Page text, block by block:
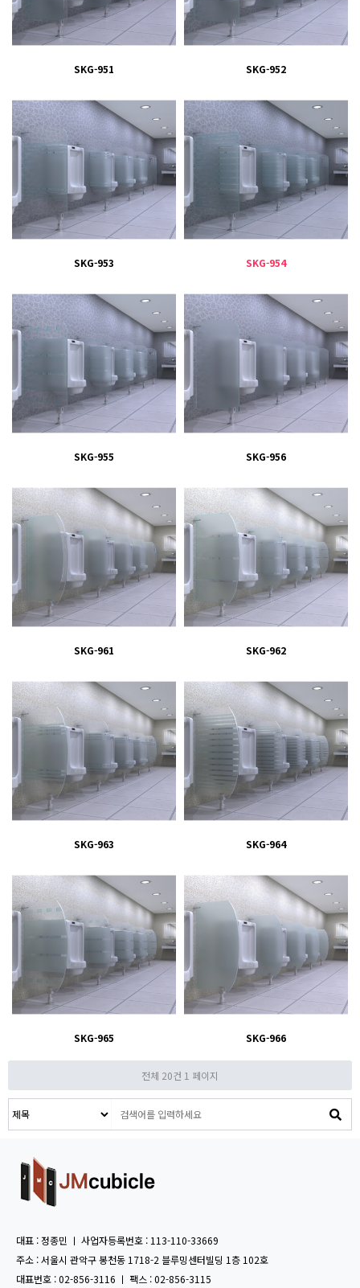
SKG-951 SKG-952
SKG-953 SKG-954
SKG-955 SKG-956
SKG-961 SKG-962
SKG-963 SKG-964
SKG-965 SKG-966
전체 20건 1 페이지
대표 : 정종민 ㅣ 사업자등록번호 : 113-110-33669
주소 : 서울시 관악구 봉천동 1718-2 블루밍센터빌딩 1층 102호
대표번호 : 02-856-3116 ㅣ 팩스 : 02-856-3115